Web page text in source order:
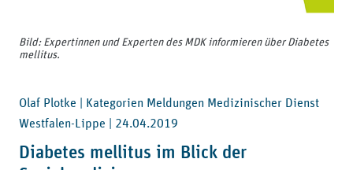
Bild: Expertinnen und Experten des MDK informieren über Diabetes
mellitus.
Olaf Plotke | Kategorien Meldungen Medizinischer Dienst
Westfalen-Lippe | 24.04.2019
Diabetes mellitus im Blick der